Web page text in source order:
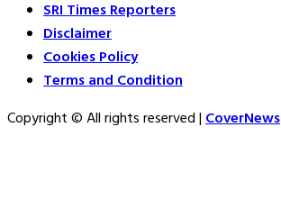
SRI Times Reporters
Disclaimer
Cookies Policy
Terms and Condition
Copyright © All rights reserved|CoverNews